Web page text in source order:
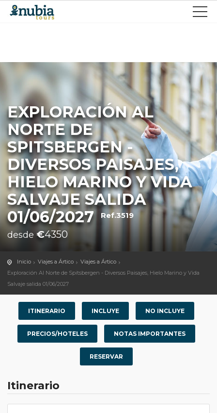
EXPLORACIÓN AL
NORTE DE
SPITSBERGEN -
DIVERSOS PAISAJES,
HIELO MARINO Y VIDA
SALVAJE SALIDA
01/06/2027
Ref.3519
desde €4350
Inicio Viajes a Ártico
Viajes a Ártico
Exploración Al Norte de Spitsbergen - Diversos Paisajes, Hielo Marino y Vida
Salvaje salida 01/06/2027
ITINERARIO INCLUYE NO INCLUYE
PRECIOS/HOTELES NOTAS IMPORTANTES
RESERVAR
Itinerario